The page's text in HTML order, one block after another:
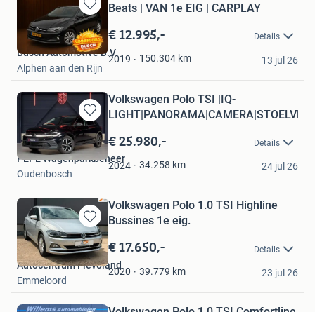
Bewaren
in
Mijn
Favorieten
Beats | VAN 1e EIG | CARPLAY
€ 12.995,- Details
2019 150.304 km
Busch Automotive B.V.
Alphen aan den Rijn
13 jul 26
Bewaren
in
Mijn
Favorieten
Volkswagen Polo TSI |IQ-
€ 25.980,- Details
2024 34.258 km
PEPE Wagenparkbeheer
Oudenbosch
24 jul 26
Bewaren
in
Mijn
Favorieten
Volkswagen Polo 1.0 TSI Highline
Bussines 1e eig.
€ 17.650,- Details
2020 39.779 km
Autocentrum Flevoland
Emmeloord
23 jul 26